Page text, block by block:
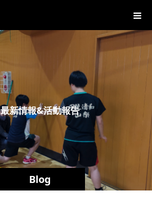
Blog
最新情報&活動報告